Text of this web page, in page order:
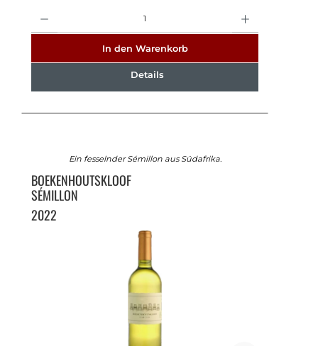
In den Warenkorb
Details
Ein fesselnder Sémillon aus Südafrika.
BOEKENHOUTSKLOOF
SÉMILLON
2022